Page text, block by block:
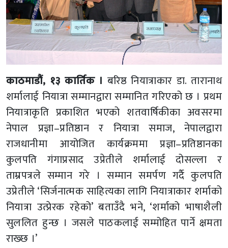
काठमाडौं, १३ कार्तिक । बरिष्ठ नियात्राकार डा. तारानाथ
शर्मालाई नियात्रा सम्मानद्वारा सम्मानित गरिएको छ । प्रथम
नियात्राकृति प्रकाशित भएको शतवार्षिकीका अवसरमा
नेपाल प्रज्ञा–प्रतिष्ठान र नियात्रा समाज, नेपालद्वारा
राजधानीमा आयोजित कार्यक्रममा प्रज्ञा–प्रतिष्ठानका
कुलपति गंगाप्रसाद उप्रेतीले शर्मालाई दोसल्ला र
ताम्रपत्रले सम्मान गरे । सम्मान समर्पण गर्दै कुलपति
उप्रेतीले ‘सिर्जनात्मक साहित्यका लागि नियात्राकार शर्माको
नियात्रा उत्प्रेरक रहेको’ बताउँदै भने, ‘शर्माको भाषाशैली
सुललित हुन्छ । जसले पाठकलाई सम्मोहित पार्ने क्षमता
राख्छ ।’